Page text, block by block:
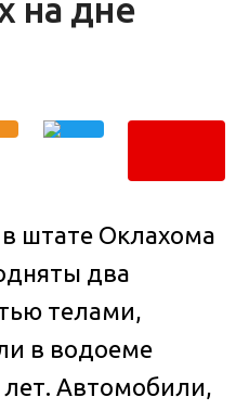
на дне
штате Оклахома
два
телами,
в водоеме
. Автомобили,